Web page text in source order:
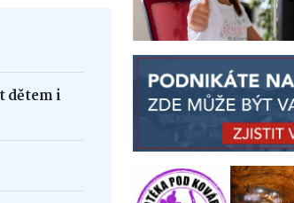
dětem i